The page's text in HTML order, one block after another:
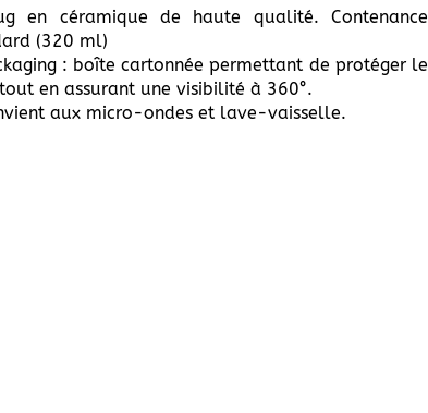
en céramique de haute qualité. Contenance
(320 ml)
: boîte cartonnée permettant de protéger le
en assurant une visibilité à 360°.
aux micro-ondes et lave-vaisselle.